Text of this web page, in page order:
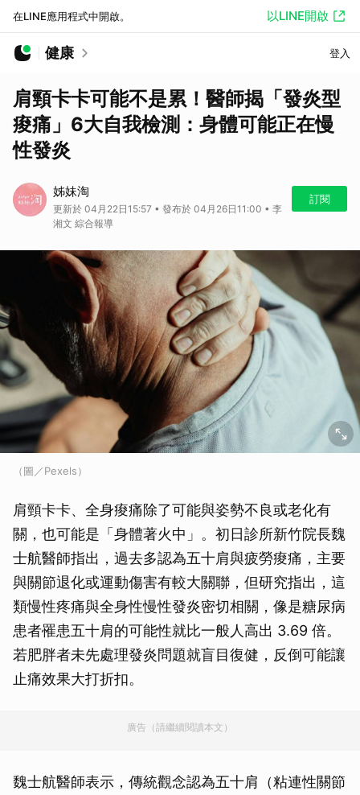
在LINE應用程式中開啟。 以LINE開啟
健康 登入
肩頸卡卡可能不是累！醫師揭「發炎型
痠痛」6大自我檢測：身體可能正在慢
性發炎
姊妹淘
更新於 04月22日15:57 • 發布於 04月26日11:00 • 李
湘文 綜合報導
訂閱
（圖／Pexels）
肩頸卡卡、全身痠痛除了可能與姿勢不良或老化有
關，也可能是「身體著火中」。初日診所新竹院長魏
士航醫師指出，過去多認為五十肩與疲勞痠痛，主要
與關節退化或運動傷害有較大關聯，但研究指出，這
類慢性疼痛與全身性慢性發炎密切相關，像是糖尿病
患者罹患五十肩的可能性就比一般人高出 3.69 倍。
若肥胖者未先處理發炎問題就盲目復健，反倒可能讓
止痛效果大打折扣。
廣告（請繼續閱讀本文）
魏士航醫師表示，傳統觀念認為五十肩（粘連性關節